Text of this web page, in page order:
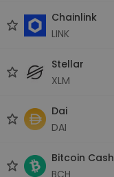
Chainlink
LINK
Stellar
XLM
Dai
DAI
Bitcoin Cash
BCH